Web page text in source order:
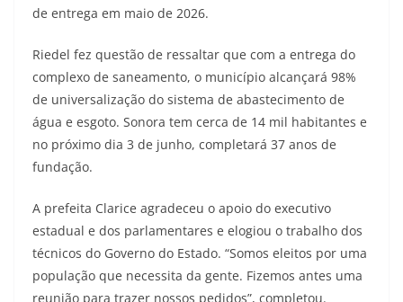
de entrega em maio de 2026.
Riedel fez questão de ressaltar que com a entrega do
complexo de saneamento, o município alcançará 98%
de universalização do sistema de abastecimento de
água e esgoto. Sonora tem cerca de 14 mil habitantes e
no próximo dia 3 de junho, completará 37 anos de
fundação.
A prefeita Clarice agradeceu o apoio do executivo
estadual e dos parlamentares e elogiou o trabalho dos
técnicos do Governo do Estado. “Somos eleitos por uma
população que necessita da gente. Fizemos antes uma
reunião para trazer nossos pedidos”, completou.